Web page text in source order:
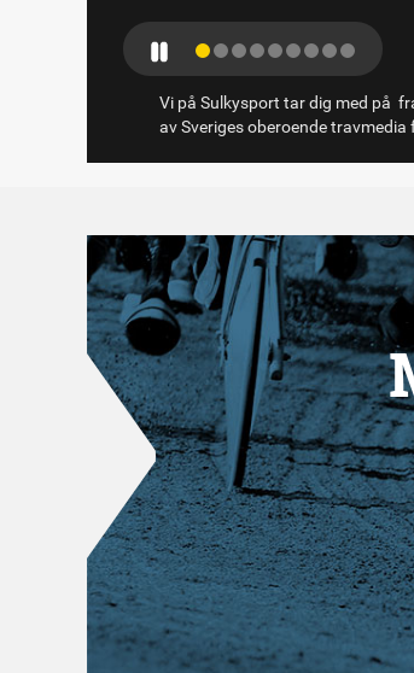
Vi på Sulkysport tar dig med på
av Sveriges oberoende